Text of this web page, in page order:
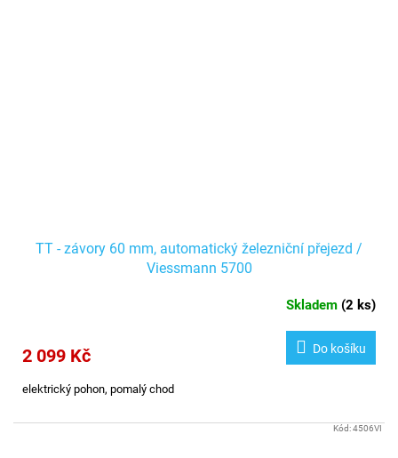
TT - závory 60 mm, automatický železniční přejezd /
Viessmann 5700
Skladem (2 ks)
2 099 Kč Do košíku
elektrický pohon, pomalý chod
Kód:4506VI